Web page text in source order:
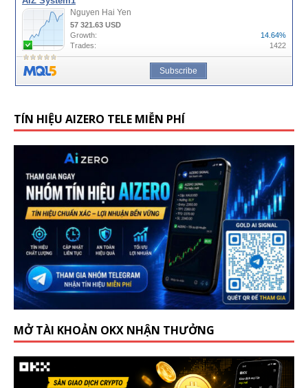
TÍN HIỆU AIZERO TELE MIỄN PHÍ
MỞ TÀI KHOẢN OKX NHẬN THƯỞNG